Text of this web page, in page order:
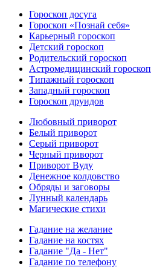
Гороскоп досуга
Гороскоп «Познай себя»
Карьерный гороскоп
Детский гороскоп
Родительский гороскоп
Астромедицинский гороскоп
Типажный гороскоп
Западный гороскоп
Гороскоп друидов
Любовный приворот
Белый приворот
Серый приворот
Черный приворот
Приворот Вуду
Денежное колдовство
Обряды и заговоры
Лунный календарь
Магические стихи
Гадание на желание
Гадание на костях
Гадание "Да - Нет"
Гадание по телефону